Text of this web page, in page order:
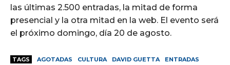
las últimas 2.500 entradas, la mitad de forma
presencial y la otra mitad en la web. El evento será
el próximo domingo, día 20 de agosto.
TAGS AGOTADAS CULTURA DAVID GUETTA
ENTRADAS